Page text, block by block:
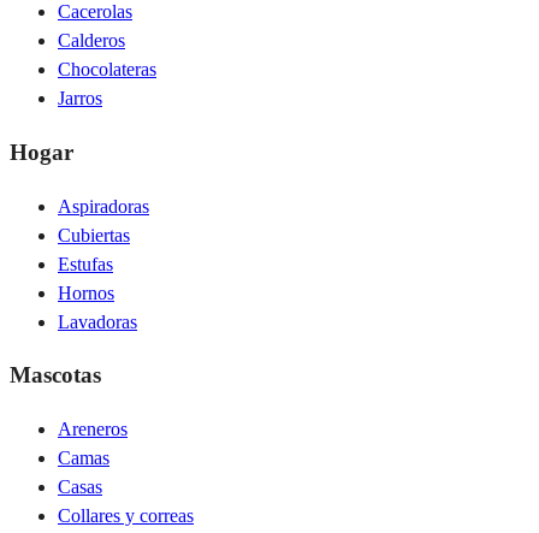
Cacerolas
Calderos
Chocolateras
Jarros
Hogar
Aspiradoras
Cubiertas
Estufas
Hornos
Lavadoras
Mascotas
Areneros
Camas
Casas
Collares y correas